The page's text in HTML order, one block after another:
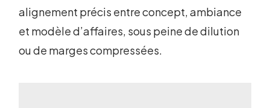
alignement précis entre concept, ambiance
et modèle d’affaires, sous peine de dilution
ou de marges compressées.